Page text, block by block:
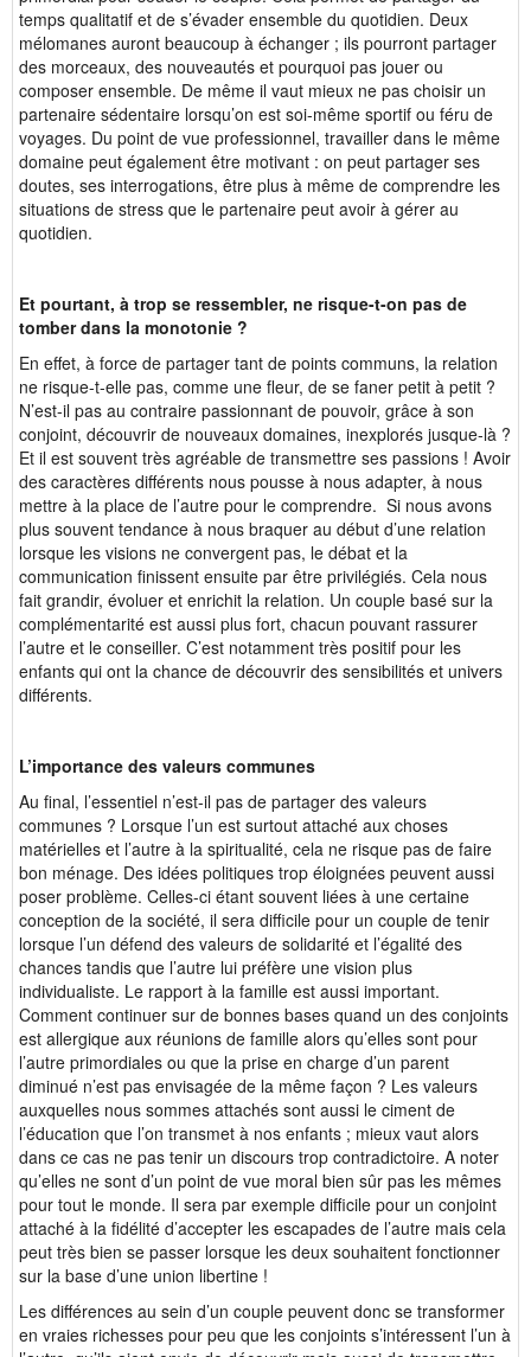
temps qualitatif et de s’évader ensemble du quotidien. Deux
mélomanes auront beaucoup à échanger ; ils pourront partager
des morceaux, des nouveautés et pourquoi pas jouer ou
composer ensemble. De même il vaut mieux ne pas choisir un
partenaire sédentaire lorsqu’on est soi-même sportif ou féru de
voyages. Du point de vue professionnel, travailler dans le même
domaine peut également être motivant : on peut partager ses
doutes, ses interrogations, être plus à même de comprendre les
situations de stress que le partenaire peut avoir à gérer au
quotidien.
Et pourtant, à trop se ressembler, ne risque-t-on pas de
tomber dans la monotonie ?
En effet, à force de partager tant de points communs, la relation
ne risque-t-elle pas, comme une fleur, de se faner petit à petit ?
N’est-il pas au contraire passionnant de pouvoir, grâce à son
conjoint, découvrir de nouveaux domaines, inexplorés jusque-là ?
Et il est souvent très agréable de transmettre ses passions ! Avoir
des caractères différents nous pousse à nous adapter, à nous
mettre à la place de l’autre pour le comprendre. Si nous avons
plus souvent tendance à nous braquer au début d’une relation
lorsque les visions ne convergent pas, le débat et la
communication finissent ensuite par être privilégiés. Cela nous
fait grandir, évoluer et enrichit la relation. Un couple basé sur la
complémentarité est aussi plus fort, chacun pouvant rassurer
l’autre et le conseiller. C’est notamment très positif pour les
enfants qui ont la chance de découvrir des sensibilités et univers
différents.
L’importance des valeurs communes
Au final, l’essentiel n’est-il pas de partager des valeurs
communes ? Lorsque l’un est surtout attaché aux choses
matérielles et l’autre à la spiritualité, cela ne risque pas de faire
bon ménage. Des idées politiques trop éloignées peuvent aussi
poser problème. Celles-ci étant souvent liées à une certaine
conception de la société, il sera difficile pour un couple de tenir
lorsque l’un défend des valeurs de solidarité et l’égalité des
chances tandis que l’autre lui préfère une vision plus
individualiste. Le rapport à la famille est aussi important.
Comment continuer sur de bonnes bases quand un des conjoints
est allergique aux réunions de famille alors qu’elles sont pour
l’autre primordiales ou que la prise en charge d’un parent
diminué n’est pas envisagée de la même façon ? Les valeurs
auxquelles nous sommes attachés sont aussi le ciment de
l’éducation que l’on transmet à nos enfants ; mieux vaut alors
dans ce cas ne pas tenir un discours trop contradictoire. A noter
qu’elles ne sont d’un point de vue moral bien sûr pas les mêmes
pour tout le monde. Il sera par exemple difficile pour un conjoint
attaché à la fidélité d’accepter les escapades de l’autre mais cela
peut très bien se passer lorsque les deux souhaitent fonctionner
sur la base d’une union libertine !
Les différences au sein d’un couple peuvent donc se transformer
en vraies richesses pour peu que les conjoints s’intéressent l’un à